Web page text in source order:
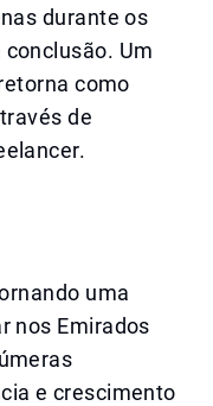
durante os
Um
como
de
uma
nos Emirados
e crescimento